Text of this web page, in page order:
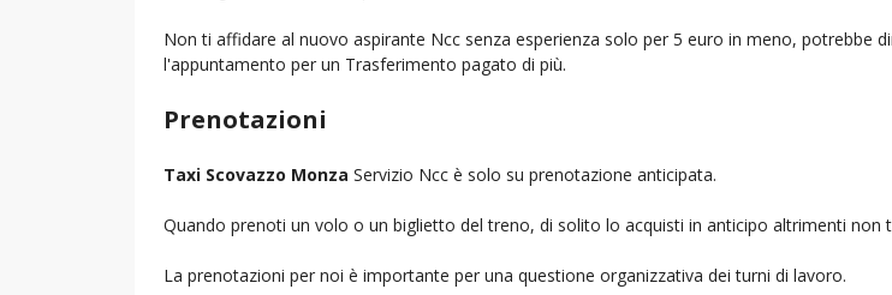
Non ti affidare al nuovo aspirante Ncc senza esperienza solo per 5 euro in meno, potrebbe
l'appuntamento per un Trasferimento pagato di più.
Prenotazioni
Taxi Scovazzo Monza Servizio Ncc è solo su prenotazione anticipata.
Quando prenoti un volo o un biglietto del treno, di solito lo acquisti in anticipo altrimenti non
La prenotazioni per noi è importante per una questione organizzativa dei turni di lavoro.